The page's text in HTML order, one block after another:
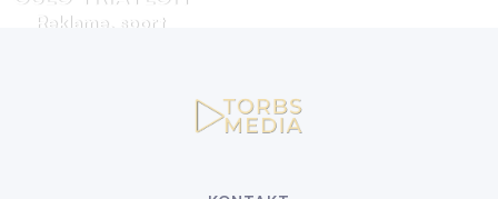
Reklame, sport